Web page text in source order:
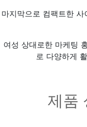
마지막으로 컴팩트한
여성 상대로한 마케팅
로 다양하게
제품